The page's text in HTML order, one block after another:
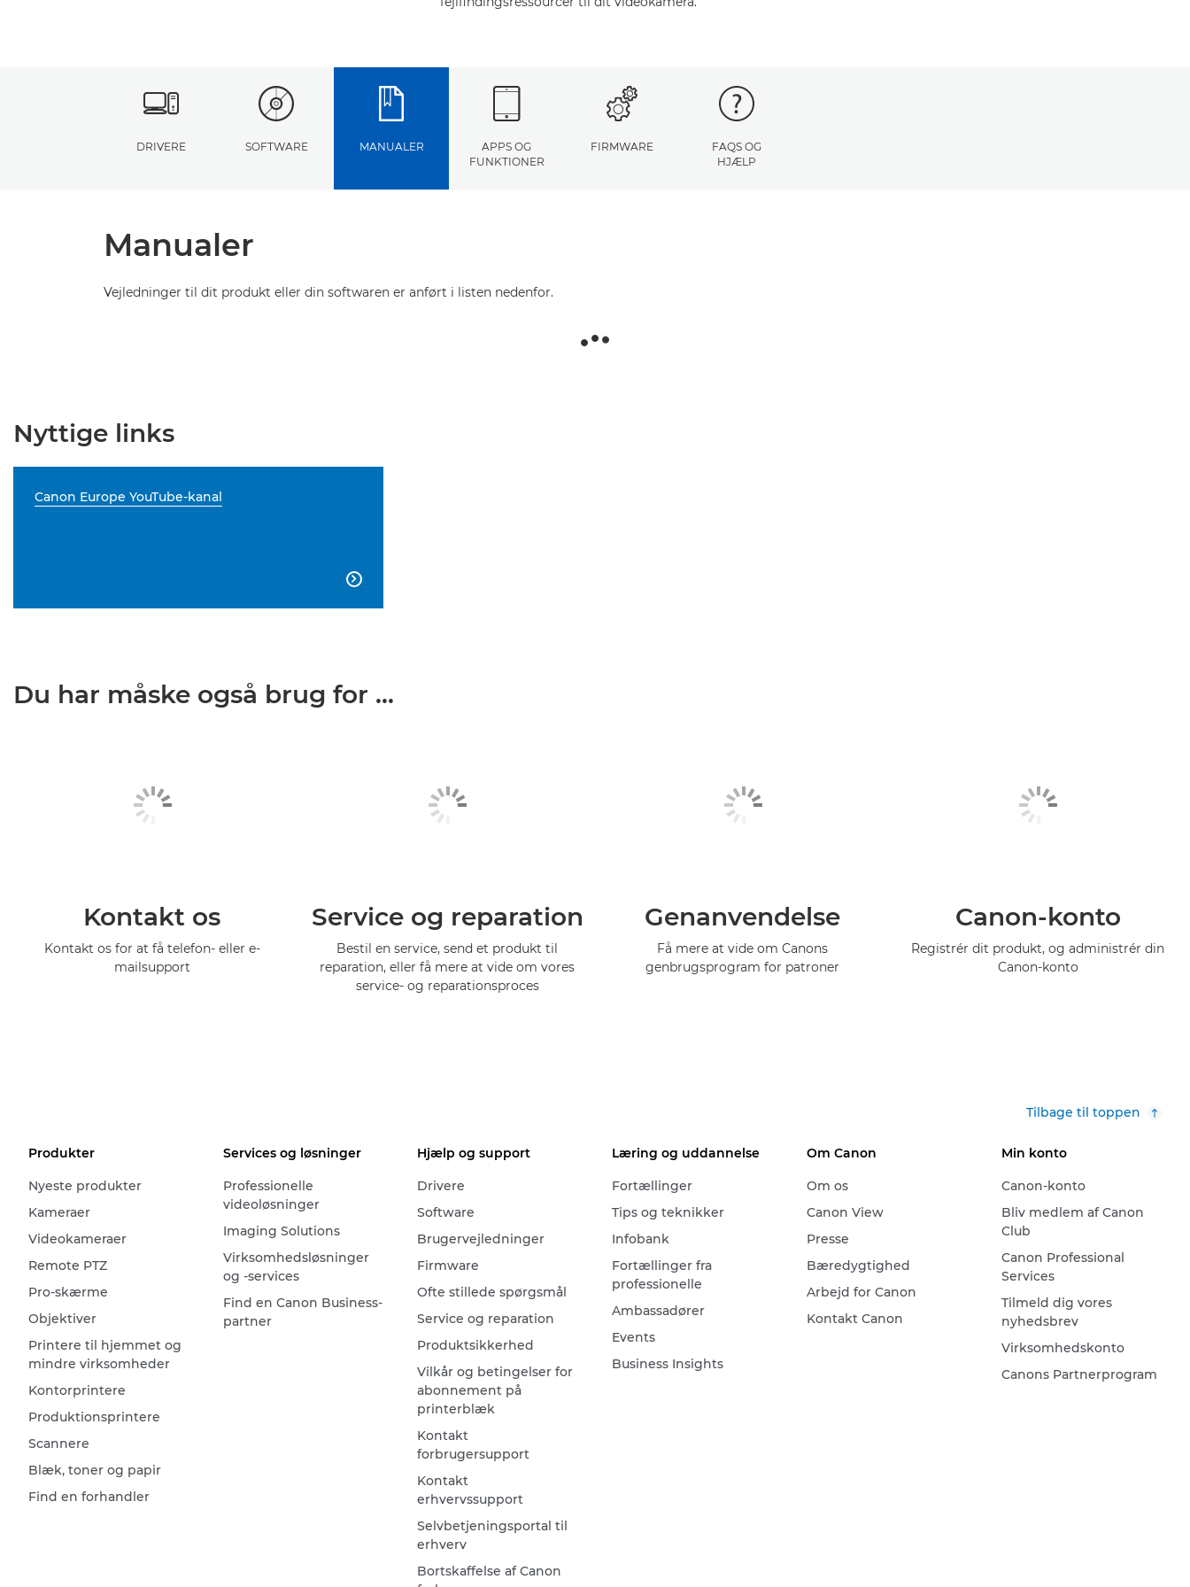
DRIVERE SOFTWARE MANUALER
APPS OG
FUNKTIONER
FIRMWARE
FAQS OG
HJÆLP
Manualer
Vejledninger til dit produkt eller din softwaren er anført i listen nedenfor.
Nyttige links
Canon Europe YouTube-kanal

Du har måske også brug for ...
Kontakt os
Kontakt os for at få telefon- eller e-
mailsupport
Service og reparation
Bestil en service, send et produkt til
reparation, eller få mere at vide om vores
service- og reparationsproces
Genanvendelse
Få mere at vide om Canons
genbrugsprogram for patroner
Canon-konto
Registrér dit produkt, og administrér din
Canon-konto
Tilbage til toppen
Produkter
Nyeste produkter
Kameraer
Videokameraer
Remote PTZ
Pro-skærme
Objektiver
Printere til hjemmet og
mindre virksomheder
Kontorprintere
Produktionsprintere
Scannere
Blæk, toner og papir
Find en forhandler
Services og løsninger
Professionelle
videoløsninger
Imaging Solutions
Virksomhedsløsninger
og -services
Find en Canon Business-
partner
Hjælp og support
Drivere
Software
Brugervejledninger
Firmware
Ofte stillede spørgsmål
Service og reparation
Produktsikkerhed
Vilkår og betingelser for
abonnement på
printerblæk
Kontakt
forbrugersupport
Kontakt
erhvervssupport
Selvbetjeningsportal til
erhverv
Bortskaffelse af Canon
Læring og uddannelse
Fortællinger
Tips og teknikker
Infobank
Fortællinger fra
professionelle
Ambassadører
Events
Business Insights
Om Canon
Om os
Canon View
Presse
Bæredygtighed
Arbejd for Canon
Kontakt Canon
Min konto
Canon-konto
Bliv medlem af Canon
Club
Canon Professional
Services
Tilmeld dig vores
nyhedsbrev
Virksomhedskonto
Canons Partnerprogram